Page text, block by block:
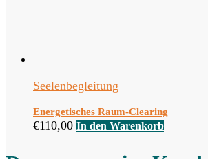
Seelenbegleitung
Energetisches Raum-Clearing
€110,00 In den Warenkorb